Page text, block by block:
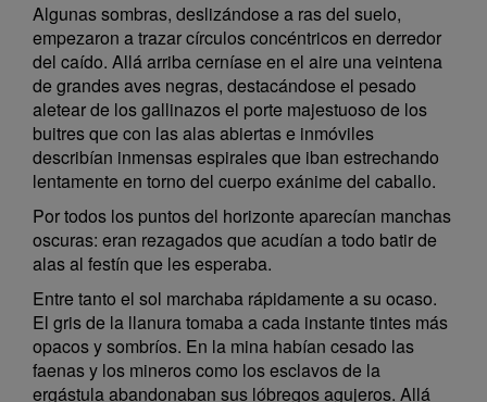
Algunas sombras, deslizándose a ras del suelo,
empezaron a trazar círculos concéntricos en derredor
del caído. Allá arriba cerníase en el aire una veintena
de grandes aves negras, destacándose el pesado
aletear de los gallinazos el porte majestuoso de los
buitres que con las alas abiertas e inmóviles
describían inmensas espirales que iban estrechando
lentamente en torno del cuerpo exánime del caballo.
Por todos los puntos del horizonte aparecían manchas
oscuras: eran rezagados que acudían a todo batir de
alas al festín que les esperaba.
Entre tanto el sol marchaba rápidamente a su ocaso.
El gris de la llanura tomaba a cada instante tintes más
opacos y sombríos. En la mina habían cesado las
faenas y los mineros como los esclavos de la
ergástula abandonaban sus lóbregos agujeros. Allá